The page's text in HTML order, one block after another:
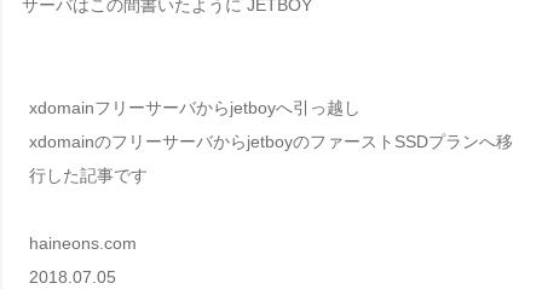
サーバはこの間書いたようにJETBOY
xdomainフリーサーバからjetboyへ引っ越し
xdomainのフリーサーバからjetboyのファーストSSDプランへ移
行した記事です
haineons.com
2018.07.05